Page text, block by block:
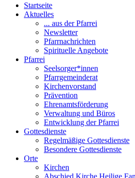
Startseite
Aktuelles
... aus der Pfarrei
Newsletter
Pfarrnachrichten
Spirituelle Angebote
Pfarrei
Seelsorger*innen
Pfarrgemeinderat
Kirchenvorstand
Prävention
Ehrenamtsförderung
Verwaltung und Büros
Entwicklung der Pfarrei
Gottesdienste
Regelmäßige Gottesdienste
Besondere Gottesdienste
Orte
Kirchen
Abschied Kirche Heilige